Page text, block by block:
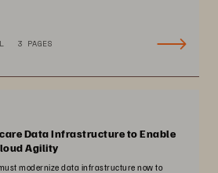
3 PAGES
Data Infrastructure to Enable
Agility
modernize data infrastructure now to